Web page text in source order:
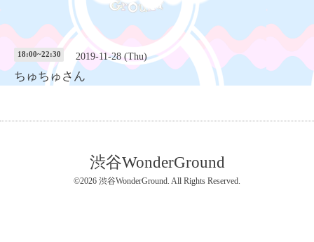
18:00~22:30 2019-11-28 (Thu)
ちゅちゅさん
渋谷WonderGround
©2026 渋谷WonderGround. All Rights Reserved.